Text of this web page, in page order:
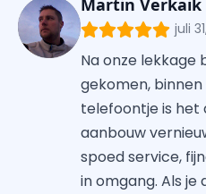
Martin Verkaik
juli
Na onze lekkage
gekomen,
telefoontje is het
aanbouw
spoed service,
in omgang. Als